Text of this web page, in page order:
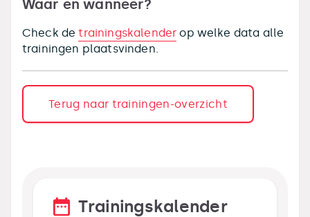
Waar en wanneer?
Check detrainingskalender op welke data alle
trainingen plaatsvinden.
Terug naar trainingen-overzicht
Trainingskalender